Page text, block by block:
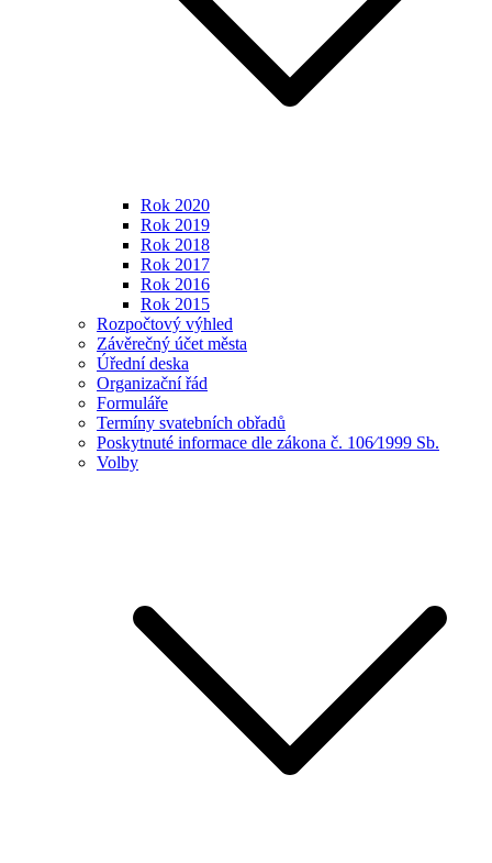
Rok 2020
Rok 2019
Rok 2018
Rok 2017
Rok 2016
Rok 2015
Rozpočtový výhled
Závěrečný účet města
Úřední deska
Organizační řád
Formuláře
Termíny svatebních obřadů
Poskytnuté informace dle zákona č. 106⁄1999 Sb.
Volby